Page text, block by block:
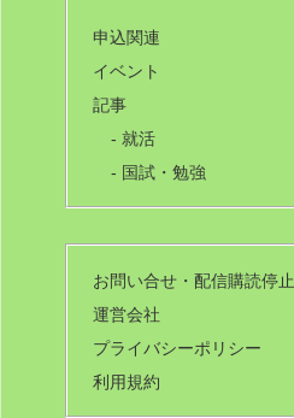
申込関連
イベント
記事
- 就活
- 国試・勉強
お問い合せ・配信購読停止
運営会社
プライバシーポリシー
利用規約